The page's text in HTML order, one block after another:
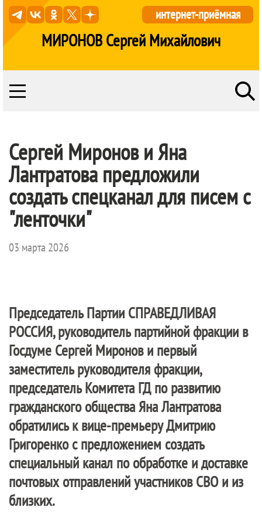
МИРОНОВ Сергей Михайлович
интернет-приёмная
Сергей Миронов и Яна
Лантратова предложили
создать спецканал для писем с
"ленточки"
03 марта 2026
Председатель Партии СПРАВЕДЛИВАЯ
РОССИЯ, руководитель партийной фракции в
Госдуме Сергей Миронов и первый
заместитель руководителя фракции,
председатель Комитета ГД по развитию
гражданского общества Яна Лантратова
обратились к вице-премьеру Дмитрию
Григоренко с предложением создать
специальный канал по обработке и доставке
почтовых отправлений участников СВО и из
близких.